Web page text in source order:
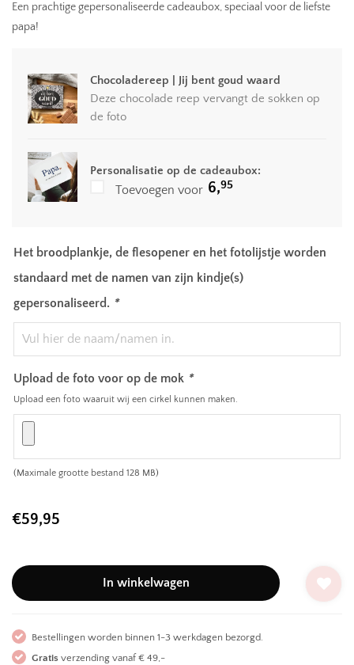
Een prachtige gepersonaliseerde cadeaubox, speciaal voor de liefste
papa!
Chocoladereep | Jij bent goud waard
Deze chocolade reep vervangt de sokken op
de foto
Personalisatie op de cadeaubox:
Toevoegen voor 6,95
Het broodplankje, de flesopener en het fotolijstje worden
standaard met de namen van zijn kindje(s)
gepersonaliseerd. *
Upload de foto voor op de mok *
Upload een foto waaruit wij een cirkel kunnen maken.
(Maximale grootte bestand 128 MB)
€59,95
In winkelwagen
Bestellingen worden binnen 1-3 werkdagen bezorgd.
Gratis verzending vanaf € 49,-